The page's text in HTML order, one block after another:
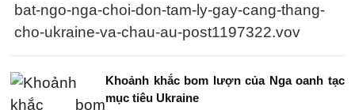
bat-ngo-nga-choi-don-tam-ly-gay-cang-thang-
cho-ukraine-va-chau-au-post1197322.vov
Khoảnh khắc bom lượn của Nga oanh tạc
mục tiêu Ukraine